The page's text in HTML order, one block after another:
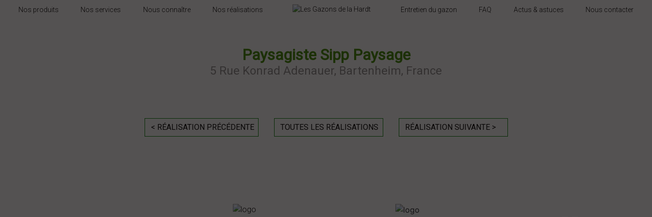
Nos produits Nos services Nous connaître Nos réalisations Entretien du gazon FAQ Actus & astuces Nous contacter
Paysagiste Sipp Paysage
5 Rue Konrad Adenauer, Bartenheim, France
< RÉALISATION PRÉCÉDENTE TOUTES LES RÉALISATIONS RÉALISATION SUIVANTE >